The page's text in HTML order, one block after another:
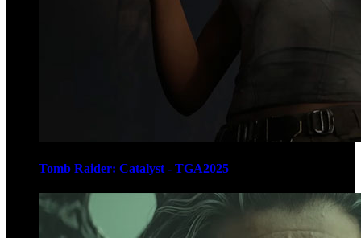
Tomb Raider: Catalyst - TGA2025